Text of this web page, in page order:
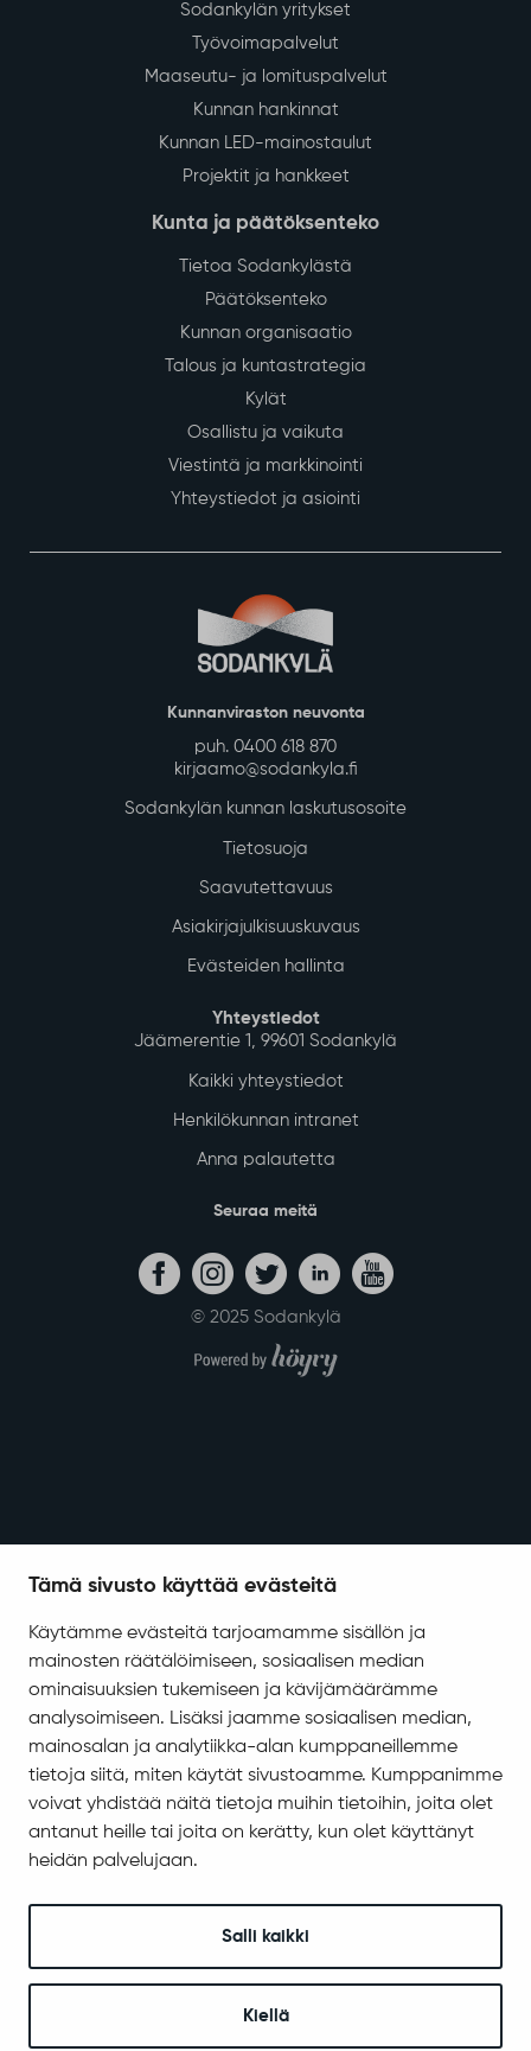
Tämä sivusto käyttää evästeitä
Käytämme evästeitä tarjoamamme sisällön ja
mainosten räätälöimiseen, sosiaalisen median
ominaisuuksien tukemiseen ja kävijämäärämme
analysoimiseen. Lisäksi jaamme sosiaalisen median,
mainosalan ja analytiikka-alan kumppaneillemme
tietoja siitä, miten käytät sivustoamme. Kumppanimme
voivat yhdistää näitä tietoja muihin tietoihin, joita olet
antanut heille tai joita on kerätty, kun olet käyttänyt
heidän palvelujaan.
Salli kaikki
Kiellä
Sodankylän yritykset
Työvoimapalvelut
Maaseutu- ja lomituspalvelut
Kunnan hankinnat
Kunnan LED-mainostaulut
Projektit ja hankkeet
Kunta ja päätöksenteko
Tietoa Sodankylästä
Päätöksenteko
Kunnan organisaatio
Talous ja kuntastrategia
Kylät
Osallistu ja vaikuta
Viestintä ja markkinointi
Yhteystiedot ja asiointi
Kunnanviraston neuvonta
puh. 0400 618 870
kirjaamo@sodankyla.fi
Sodankylän kunnan laskutusosoite
Tietosuoja
Saavutettavuus
Asiakirjajulkisuuskuvaus
Evästeiden hallinta
Yhteystiedot
Jäämerentie 1, 99601 Sodankylä
Kaikki yhteystiedot
Henkilökunnan intranet
Anna palautetta
Seuraa meitä
© 2025 Sodankylä